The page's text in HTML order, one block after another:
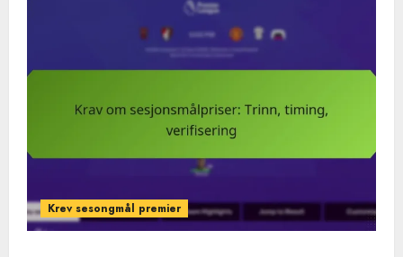
Krev sesongmål premier